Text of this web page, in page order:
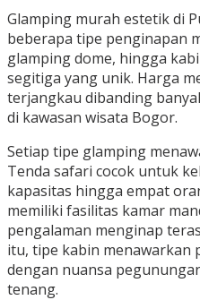
Glamping murah estetik di
beberapa tipe penginapan
glamping dome, hingga
segitiga yang unik. Harga
terjangkau dibanding
di kawasan wisata Bogor.
Setiap tipe glamping
Tenda safari cocok untuk
kapasitas hingga empat
memiliki fasilitas kamar
pengalaman menginap
itu, tipe kabin menawarkan
dengan nuansa
tenang.